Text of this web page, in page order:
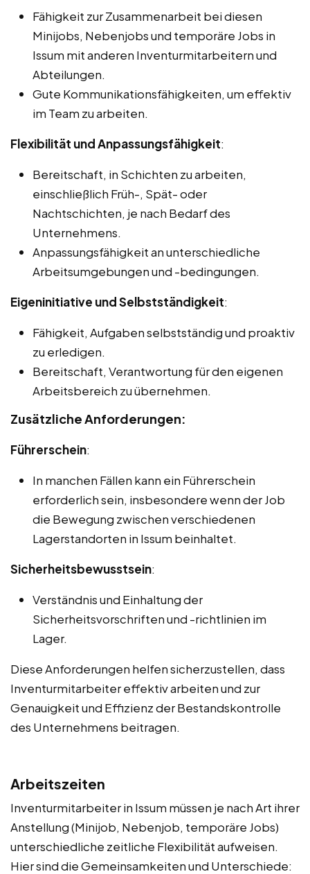
Fähigkeit zur Zusammenarbeit bei diesen
Minijobs, Nebenjobs und temporäre Jobs in
Issum mit anderen Inventurmitarbeitern und
Abteilungen.
Gute Kommunikationsfähigkeiten, um effektiv
im Team zu arbeiten.
Flexibilität und Anpassungsfähigkeit:
Bereitschaft, in Schichten zu arbeiten,
einschließlich Früh-, Spät- oder
Nachtschichten, je nach Bedarf des
Unternehmens.
Anpassungsfähigkeit an unterschiedliche
Arbeitsumgebungen und -bedingungen.
Eigeninitiative und Selbstständigkeit:
Fähigkeit, Aufgaben selbstständig und proaktiv
zu erledigen.
Bereitschaft, Verantwortung für den eigenen
Arbeitsbereich zu übernehmen.
Zusätzliche Anforderungen:
Führerschein:
In manchen Fällen kann ein Führerschein
erforderlich sein, insbesondere wenn der Job
die Bewegung zwischen verschiedenen
Lagerstandorten in Issum beinhaltet.
Sicherheitsbewusstsein:
Verständnis und Einhaltung der
Sicherheitsvorschriften und -richtlinien im
Lager.
Diese Anforderungen helfen sicherzustellen, dass
Inventurmitarbeiter effektiv arbeiten und zur
Genauigkeit und Effizienz der Bestandskontrolle
des Unternehmens beitragen.
Arbeitszeiten
Inventurmitarbeiter in Issum müssen je nach Art ihrer
Anstellung (Minijob, Nebenjob, temporäre Jobs)
unterschiedliche zeitliche Flexibilität aufweisen.
Hier sind die Gemeinsamkeiten und Unterschiede: